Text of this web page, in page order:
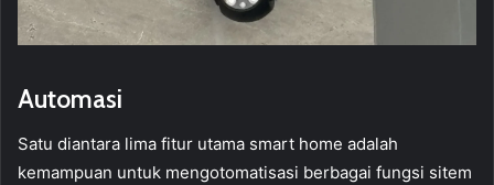
Automasi
Satu diantara lima fitur utama smart home adalah
kemampuan untuk mengotomatisasi berbagai fungsi sitem